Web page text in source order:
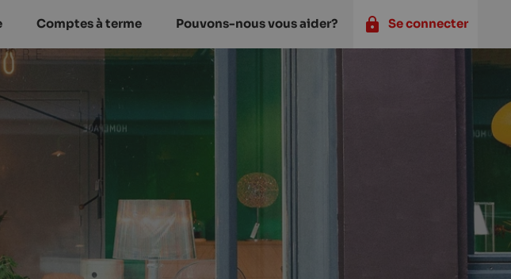
Comptes à terme Pouvons-nous vous aider? Se connecter